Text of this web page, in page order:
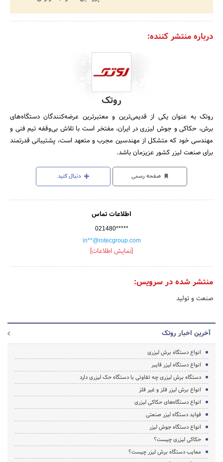
درباره منتشر کننده:
روتک
روتک به عنوان یکی از قدیمی‌ترین و معتبرترین عرضه‌کنندگان دستگاه‌های
برش، حکاکی و جوش لیزری در ایران، مفتخر است با تلاش بی‌وقفه تیم فنی و
مهندسی خود که متشکل از مهندسین مجرب و متعهد است، پشتیبانی قدرتمند
برای صنعت لیزر کشور عزیزمان باشد.
صفحه رسمی دنبال کنید
اطلاعات تماس
021480*****
in**@rotecgroup.com
[نمایش اطلاعات]
منتشر شده در سرویس:
صنعت و تولید
آخرین اخبار روتک
انواع دستگاه برش لیزری
انواع دستگاه لیزر فایبر
دستگاه برش لیزری چه تفاوتی با دستگاه حک لیزری دارد
انواع برش لیزر فلز و غیر فلز
انواع دستگاه‌های حکاکی لیزری
فواید دستگاه لیزر صنعتی
انواع دستگاه جوش لیزر
حکاکی لیزری چیست؟
معایب دستگاه برش لیزر چیست؟